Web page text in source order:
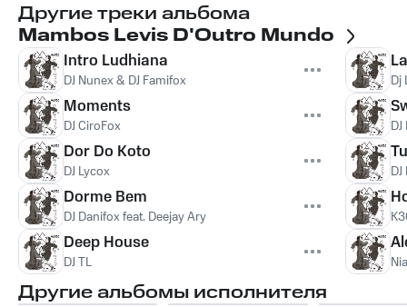
Другие треки альбома
Mambos Levis D'Outro Mundo
Intro Ludhiana
DJ Nunex & DJ Famifox
Moments
DJ CiroFox
Dor Do Koto
DJ Lycox
Dorme Bem
DJ Danifox feat. Deejay Ary
Deep House
DJ TL
Dj
Другие альбомы исполнителя